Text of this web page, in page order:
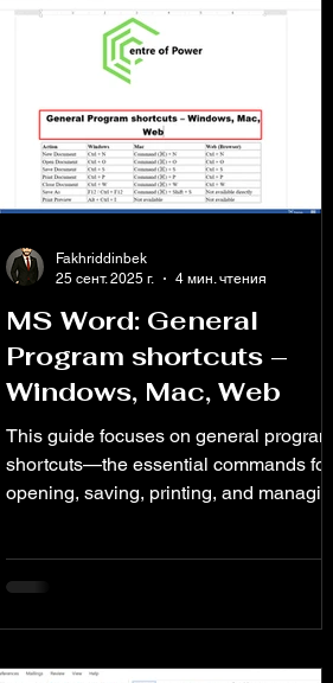
MS Word: General
Program shortcuts –
Windows, Mac, Web
This guide focuses on general program
shortcuts—the essential commands for
opening, saving, printing, and managing
Windows, Mac, and Web.
Fakhriddinbek
25 сент. 2025 г.
4 мин. чтения